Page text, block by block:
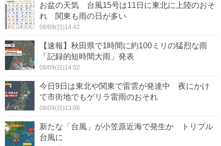
お盆の天気 台風15号は11日に東北に上陸のおそ
れ 関東も雨の日が多い
08/09(日)14:42
【速報】秋田県で1時間に約100ミリの猛烈な雨
「記録的短時間大雨」発表
08/09(日)14:02
今日9日は東北や関東で雷雲が発達中 夜にかけ
て市街地でもゲリラ雷雨のおそれ
08/09(日)13:06
新たな「台風」が小笠原近海で発生か トリプル
台風に